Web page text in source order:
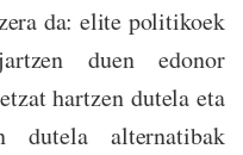
da: elite politikoek
duen edonor
hartzen dutela eta
dutela alternatibak